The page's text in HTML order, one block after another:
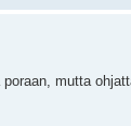
mutta